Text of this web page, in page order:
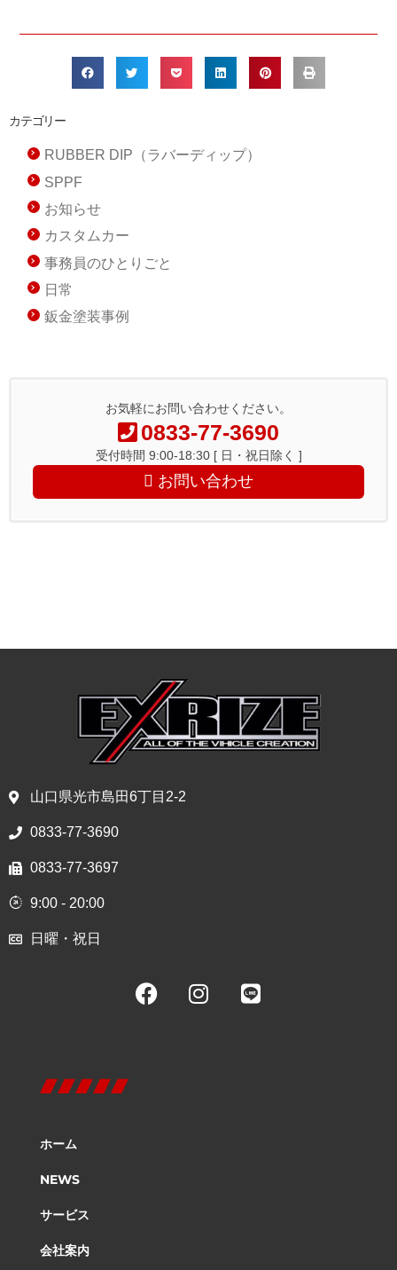
カテゴリー
RUBBER DIP（ラバーディップ）
SPPF
お知らせ
カスタムカー
事務員のひとりごと
日常
鈑金塗装事例
お気軽にお問い合わせください。
0833-77-3690
受付時間 9:00-18:30 [ 日・祝日除く ]
お問い合わせ
山口県光市島田6丁目2-2
0833-77-3690
0833-77-3697
9:00 - 20:00
日曜・祝日
ホーム
NEWS
サービス
会社案内